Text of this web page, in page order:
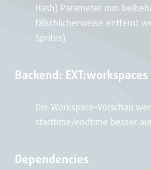
Hash) Parameter nun
fälschlicherweise entfernt
Sprites)
Backend: EXT:workspaces
Die Workspace-Vorschau
starttime/endtime besser
Dependencies